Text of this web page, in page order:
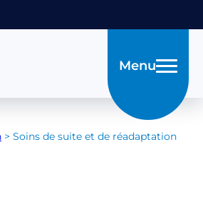
Menu
> Soins de suite et de réadaptation